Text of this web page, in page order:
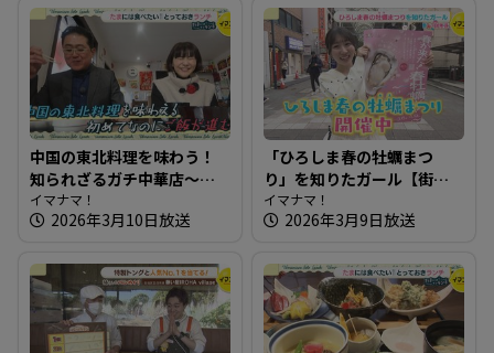
中国の東北料理を味わう！
知られざるガチ中華店～韓
華 美食屋【たまにはそとラ
ンチ】
イマナマ！
2026年3月10日放送
「ひろしま春の牡蠣まつ
り」を知りたガール【街ネ
タ！知りたガール】
イマナマ！
2026年3月9日放送